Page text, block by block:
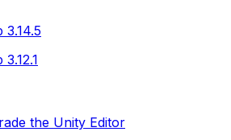
the Unity Editor